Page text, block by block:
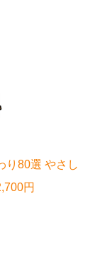
り80選 やさし
円